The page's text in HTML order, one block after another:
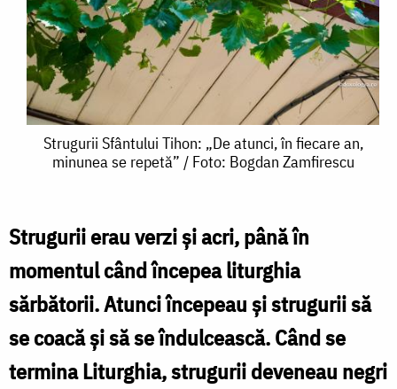
Strugurii
Sfântului
„De
atunci,
în
fiecare
an,
Strugurii Sfântului Tihon: „De atunci, în fiecare an,
minunea se repetă” / Foto: Bogdan Zamfirescu
Strugurii erau verzi şi acri, până în
momentul când începea liturghia
sărbătorii. Atunci începeau şi strugurii să
se coacă şi să se îndulcească. Când se
termina Liturghia, strugurii deveneau negri